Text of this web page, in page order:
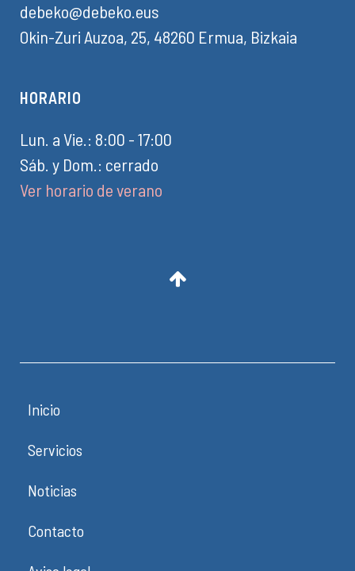
debeko@debeko.eus
Okin-Zuri Auzoa, 25, 48260 Ermua, Bizkaia
HORARIO
Lun. a Vie.: 8:00 - 17:00
Sáb. y Dom.: cerrado
Ver horario de verano
Inicio
Servicios
Noticias
Contacto